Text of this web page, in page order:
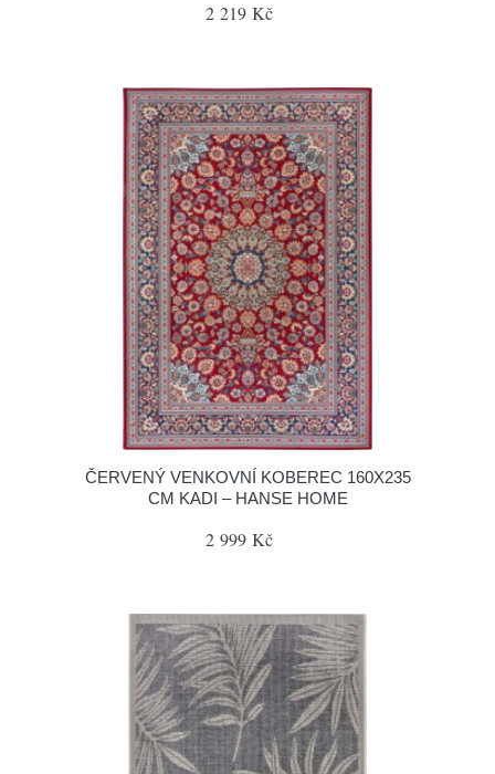
2 219 Kč
ČERVENÝ VENKOVNÍ KOBEREC 160X235
CM KADI – HANSE HOME
2 999 Kč